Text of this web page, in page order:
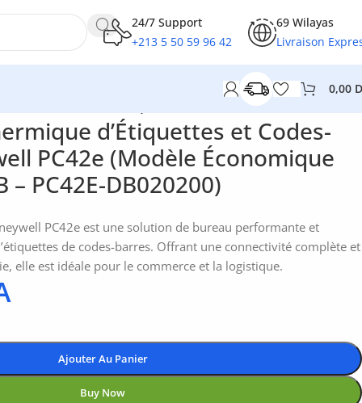
24/7 Support
+213 5 50 59 96 42
69 Wilayas
Livraison
0,00
d’Étiquettes et Codes-
PC42e (Modèle Économique
PC42E-DB020200)
PC42e est une solution de bureau performante et
de codes-barres. Offrant une connectivité complète et
elle est idéale pour le commerce et la logistique.
Ajouter Au Panier
Buy Now